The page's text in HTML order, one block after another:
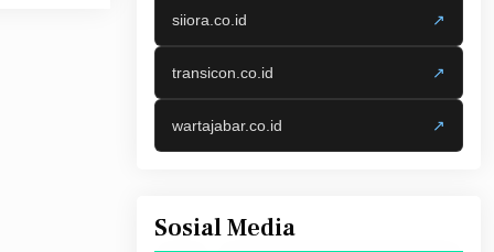
siiora.co.id ↗
transicon.co.id ↗
wartajabar.co.id ↗
Sosial Media